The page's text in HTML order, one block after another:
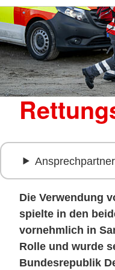
Ansprechpartner
Die Verwendung
spielte in den
vornehmlich in
Rolle und wurde
Bundesrepublik